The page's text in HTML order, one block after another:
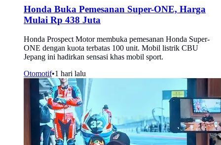
Honda Buka Pemesanan Super-ONE, Harga
Mulai Rp 438 Juta
Honda Prospect Motor membuka pemesanan Honda Super-
ONE dengan kuota terbatas 100 unit. Mobil listrik CBU
Jepang ini hadirkan sensasi khas mobil sport.
Otomotif•1 hari lalu